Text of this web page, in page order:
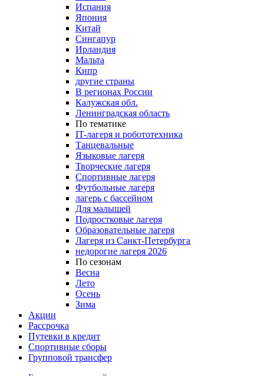
Испания
Япония
Китай
Сингапур
Ирландия
Мальта
Кипр
другие страны
В регионах России
Калужская обл.
Ленинградская область
По тематике
IT-лагеря и робототехника
Танцевальные
Языковые лагеря
Творческие лагеря
Спортивные лагеря
Футбольные лагеря
лагерь с бассейном
Для малышей
Подростковые лагеря
Образовательные лагеря
Лагеря из Санкт-Петербурга
недорогие лагеря 2026
По сезонам
Весна
Лето
Осень
Зима
Акции
Рассрочка
Путевки в кредит
Спортивные сборы
Групповой трансфер